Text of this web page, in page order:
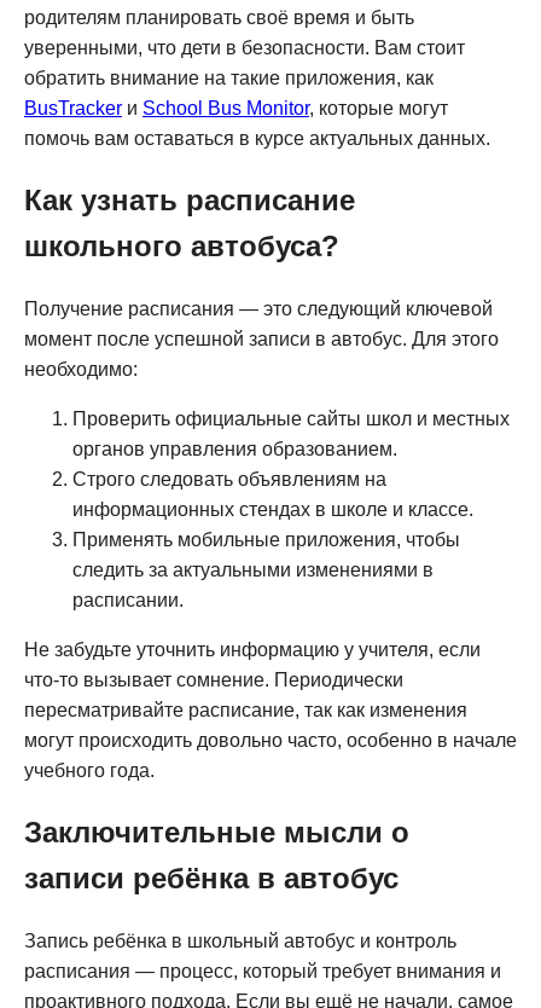
родителям планировать своё время и быть
уверенными, что дети в безопасности. Вам стоит
обратить внимание на такие приложения, как
BusTracker и School Bus Monitor, которые могут
помочь вам оставаться в курсе актуальных данных.
Как узнать расписание
школьного автобуса?
Получение расписания — это следующий ключевой
момент после успешной записи в автобус. Для этого
необходимо:
Проверить официальные сайты школ и местных
органов управления образованием.
Строго следовать объявлениям на
информационных стендах в школе и классе.
Применять мобильные приложения, чтобы
следить за актуальными изменениями в
расписании.
Не забудьте уточнить информацию у учителя, если
что-то вызывает сомнение. Периодически
пересматривайте расписание, так как изменения
могут происходить довольно часто, особенно в начале
учебного года.
Заключительные мысли о
записи ребёнка в автобус
Запись ребёнка в школьный автобус и контроль
расписания — процесс, который требует внимания и
проактивного подхода. Если вы ещё не начали, самое